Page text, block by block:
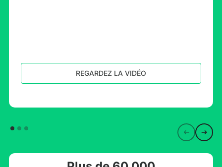
REGARDEZ LA VIDÉO